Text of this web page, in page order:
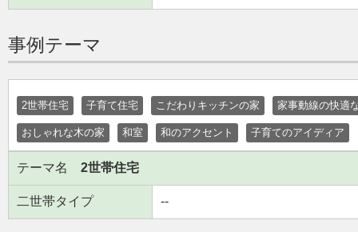
事例テーマ
2世帯住宅 子育て住宅 こだわりキッチンの家 家事動線の快適
おしゃれな木の家 和室 和のアクセント 子育てのアイディア
テーマ名 2世帯住宅
二世帯タイプ --